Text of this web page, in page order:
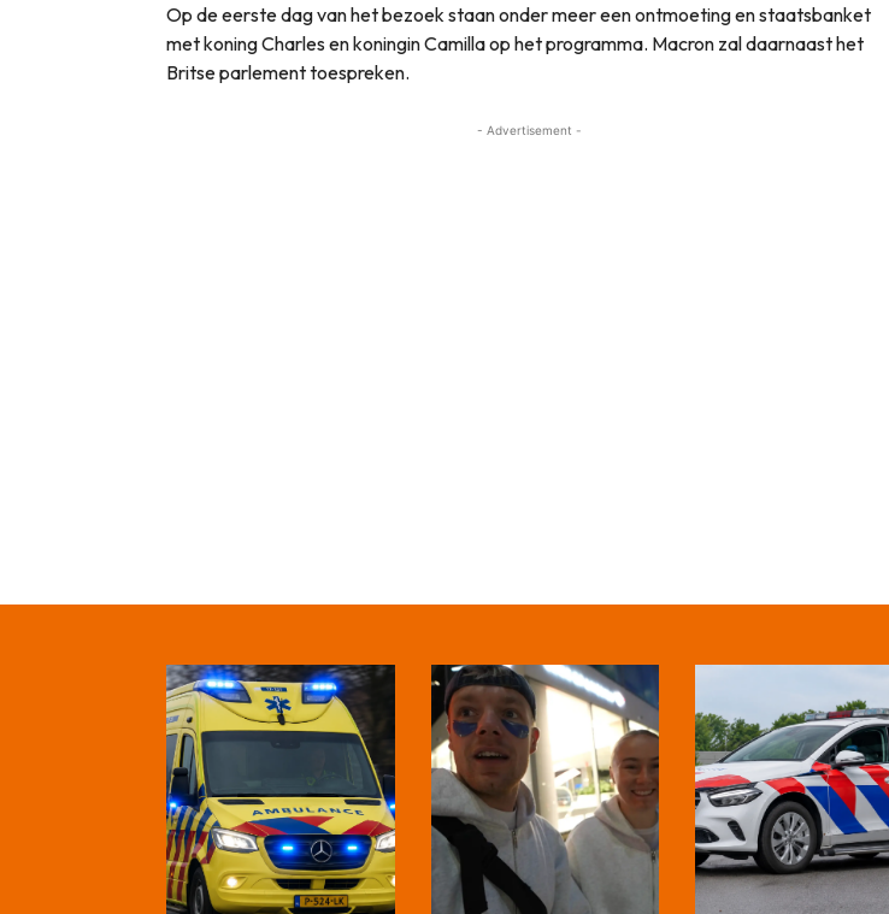
Op de eerste dag van het bezoek staan onder meer een ontmoeting en staatsbanket
met koning Charles en koningin Camilla op het programma. Macron zal daarnaast het
Britse parlement toespreken.
- Advertisement -